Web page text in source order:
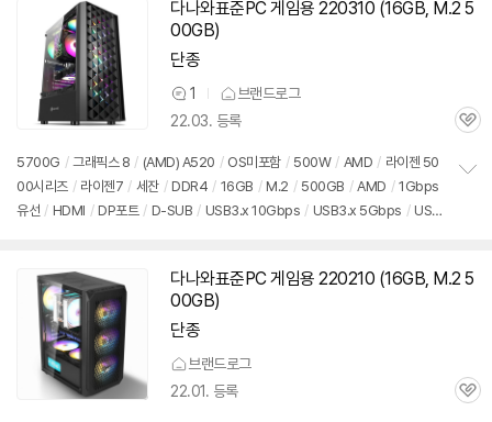
다나와표준PC 게임용 220310 (16GB, M.2 5
00GB)
단종
상
품
견
1
브랜드로그
22.03. 등록
관
5700G / 그래픽스 8 / (AMD) A520 / OS미포함 / 500W / AMD / 라이젠 50
00시리즈 / 라이젠7 / 세잔 / DDR4 / 16GB / M.2 / 500GB / AMD / 1Gbps
유선 / HDMI / DP포트 / D-SUB / USB3.x 10Gbps / USB3.x 5Gbps / USB
기
다나와표준PC 게임용 220210 (16GB, M.2 5
00GB)
단종
브랜드로그
22.01. 등록
관